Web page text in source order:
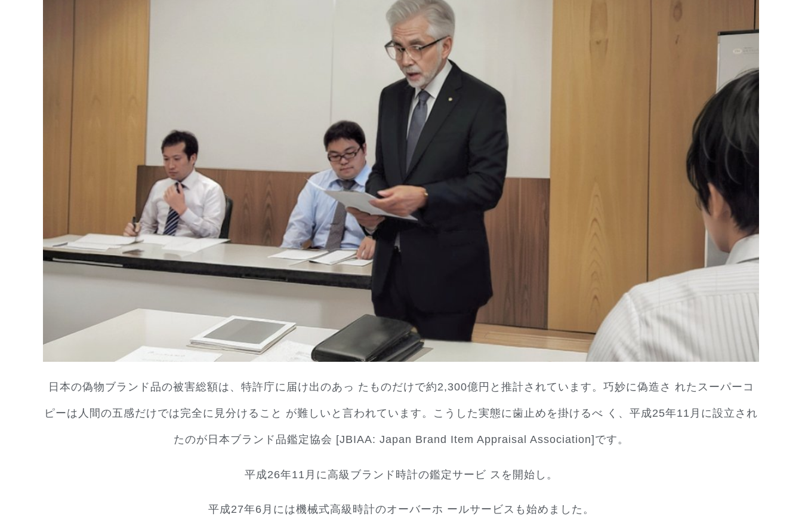
日本の偽物ブランド品の被害総額は、特許庁に届け出のあっ たものだけで約2,300億円と推計されています。巧妙に偽造さ れたスーパーコ
ピーは人間の五感だけでは完全に見分けること が難しいと言われています。こうした実態に歯止めを掛けるべ く、平成25年11月に設立され
たのが日本ブランド品鑑定協会 [JBIAA: Japan Brand Item Appraisal Association]です。
平成26年11月に高級ブランド時計の鑑定サービ スを開始し。
平成27年6月には機械式高級時計のオーバーホ ールサービスも始めました。